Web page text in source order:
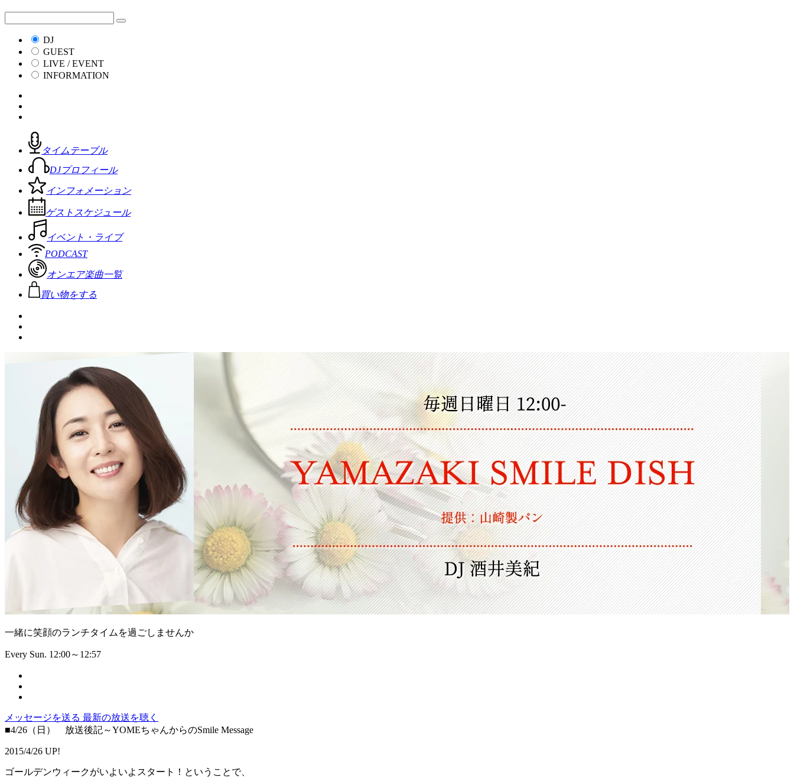
DJ
GUEST
LIVE / EVENT
INFORMATION
タイムテーブル
DJプロフィール
インフォメーション
ゲストスケジュール
イベント・ライブ
PODCAST
オンエア楽曲一覧
買い物をする
一緒に笑顔のランチタイムを過ごしませんか
Every Sun. 12:00～12:57
メッセージを送る 最新の放送を聴く
■4/26（日） 放送後記～YOMEちゃんからのSmile Message
2015/4/26 UP!
ゴールデンウィークがいよいよスタート！ということで、